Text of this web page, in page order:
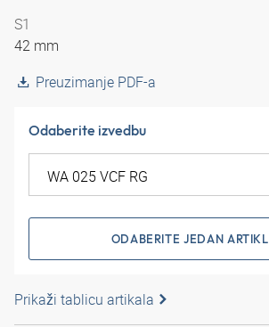
S1
42 mm
Preuzimanje PDF-a
Odaberite izvedbu
ODABERITE JEDAN ARTIKL
Prikaži tablicu artikala